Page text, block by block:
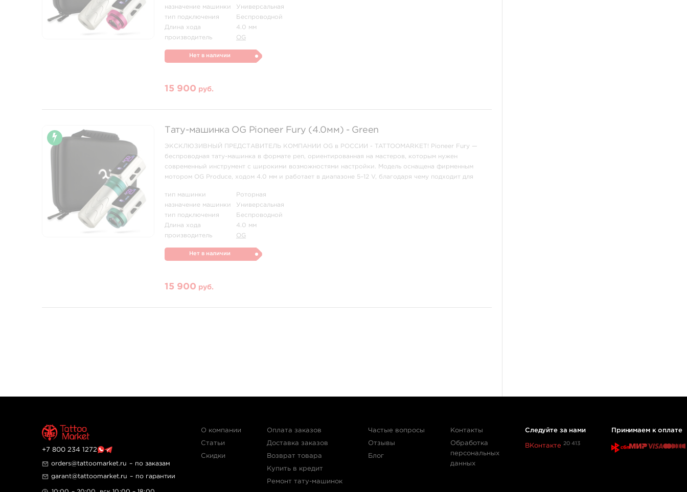
назначение машинки
Универсальная
тип подключения
Беспроводной
Длина хода
4.0 мм
производитель
OG
Нет в наличии
15 900 руб.
Тату-машинка OG Pioneer Fury (4.0мм) - Green
ЭКСКЛЮЗИВНЫЙ ПРЕДСТАВИТЕЛЬ КОМПАНИИ OG в РОССИИ - TATTOOMARKET! Pioneer Fury —
беспроводная тату-машинка в формате pen, ориентированная на мастеров, которым нужен
современный инструмент с широкими возможностями настройки. Модель оснащена фирменным
мотором OG Produce, ходом 4.0 мм и работает в диапазоне 5–12 V, благодаря чему подходит для
тип машинки
Роторная
назначение машинки
Универсальная
тип подключения
Беспроводной
Длина хода
4.0 мм
производитель
OG
Нет в наличии
15 900 руб.
Книги, скетч-буки
+7 800 234 1272
orders@tattoomarket.ru – по заказам
garant@tattoomarket.ru – по гарантии
О компании
Статьи
Скидки
Оплата заказов
Доставка заказов
Возврат товара
Купить в кредит
Ремонт тату-машинок
Частые вопросы
Отзывы
Блог
Контакты
Обработка
персональных
данных
Следуйте за нами
ВКонтакте 20 413
Принимаем к оплате